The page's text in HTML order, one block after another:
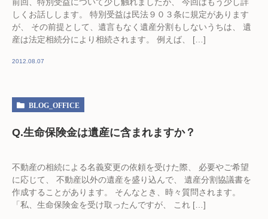
しくお話しします。 特別受益は民法９０３条に規定があります
が、 その前提として、遺言もなく遺産分割もしないうちは、 遺
産は法定相続分により相続されます。 例えば、 […]
2012.08.07
BLOG_OFFICE
Q.生命保険金は遺産に含まれますか？
不動産の相続による名義変更の依頼を受けた際、 必要やご希望
に応じて、 不動産以外の遺産を盛り込んで、 遺産分割協議書を
作成することがあります。 そんなとき、時々質問されます。
「私、生命保険金を受け取ったんですが、 これ […]